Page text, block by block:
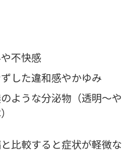
不快感
した違和感やかゆみ
ような分泌物（透明～や
比較すると症状が軽微な